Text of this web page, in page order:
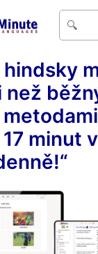
hindsky
než
minut